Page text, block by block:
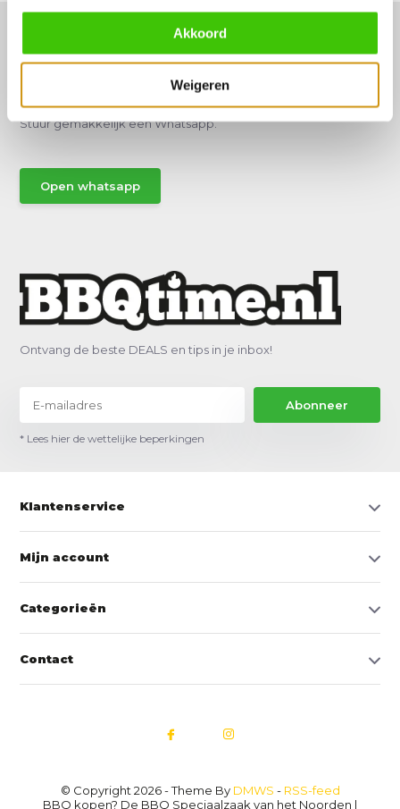
Akkoord
Weigeren
Hulp of advies nodig?
Vraag het een van onze specialisten!
Stuur gemakkelijk een Whatsapp.
Open whatsapp
Ontvang de beste DEALS en tips in je inbox!
Abonneer
* Lees hier de wettelijke beperkingen
Klantenservice
Mijn account
Categorieën
Contact
© Copyright 2026 - Theme By DMWS - RSS-feed
BBQ kopen? De BBQ Speciaalzaak van het Noorden |